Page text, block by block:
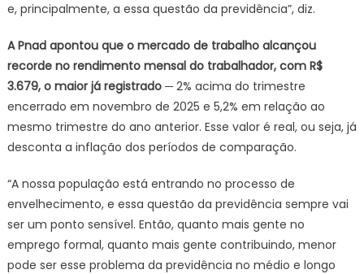
e, principalmente, a essa questão da previdência”, diz.
A Pnad apontou que o mercado de trabalho alcançou
recorde no rendimento mensal do trabalhador, com R$
3.679, o maior já registrado ─2% acima do trimestre
encerrado em novembro de 2025 e 5,2% em relação ao
mesmo trimestre do ano anterior. Esse valor é real, ou seja, já
desconta a inflação dos períodos de comparação.
“A nossa população está entrando no processo de
envelhecimento, e essa questão da previdência sempre vai
ser um ponto sensível. Então, quanto mais gente no
emprego formal, quanto mais gente contribuindo, menor
pode ser esse problema da previdência no médio e longo